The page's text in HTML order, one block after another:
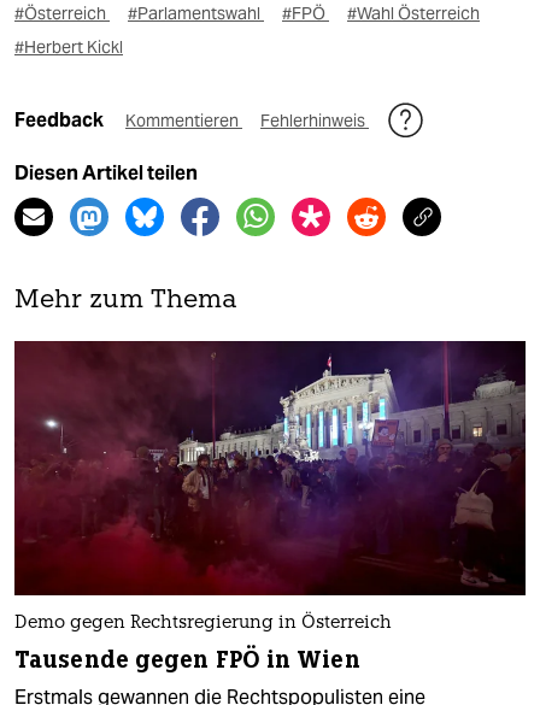
#Österreich #Parlamentswahl #FPÖ
#Wahl Österreich
#Herbert Kickl
Feedback Kommentieren Fehlerhinweis
Diesen Artikel teilen
Mehr zum Thema
Demo gegen Rechtsregierung in Österreich
Tausende gegen FPÖ in Wien
Erstmals gewannen die Rechtspopulisten eine